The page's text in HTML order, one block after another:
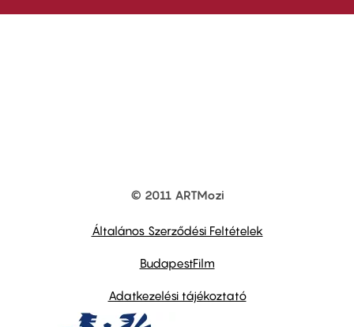
© 2011 ARTMozi
Általános Szerződési Feltételek
BudapestFilm
Adatkezelési tájékoztató